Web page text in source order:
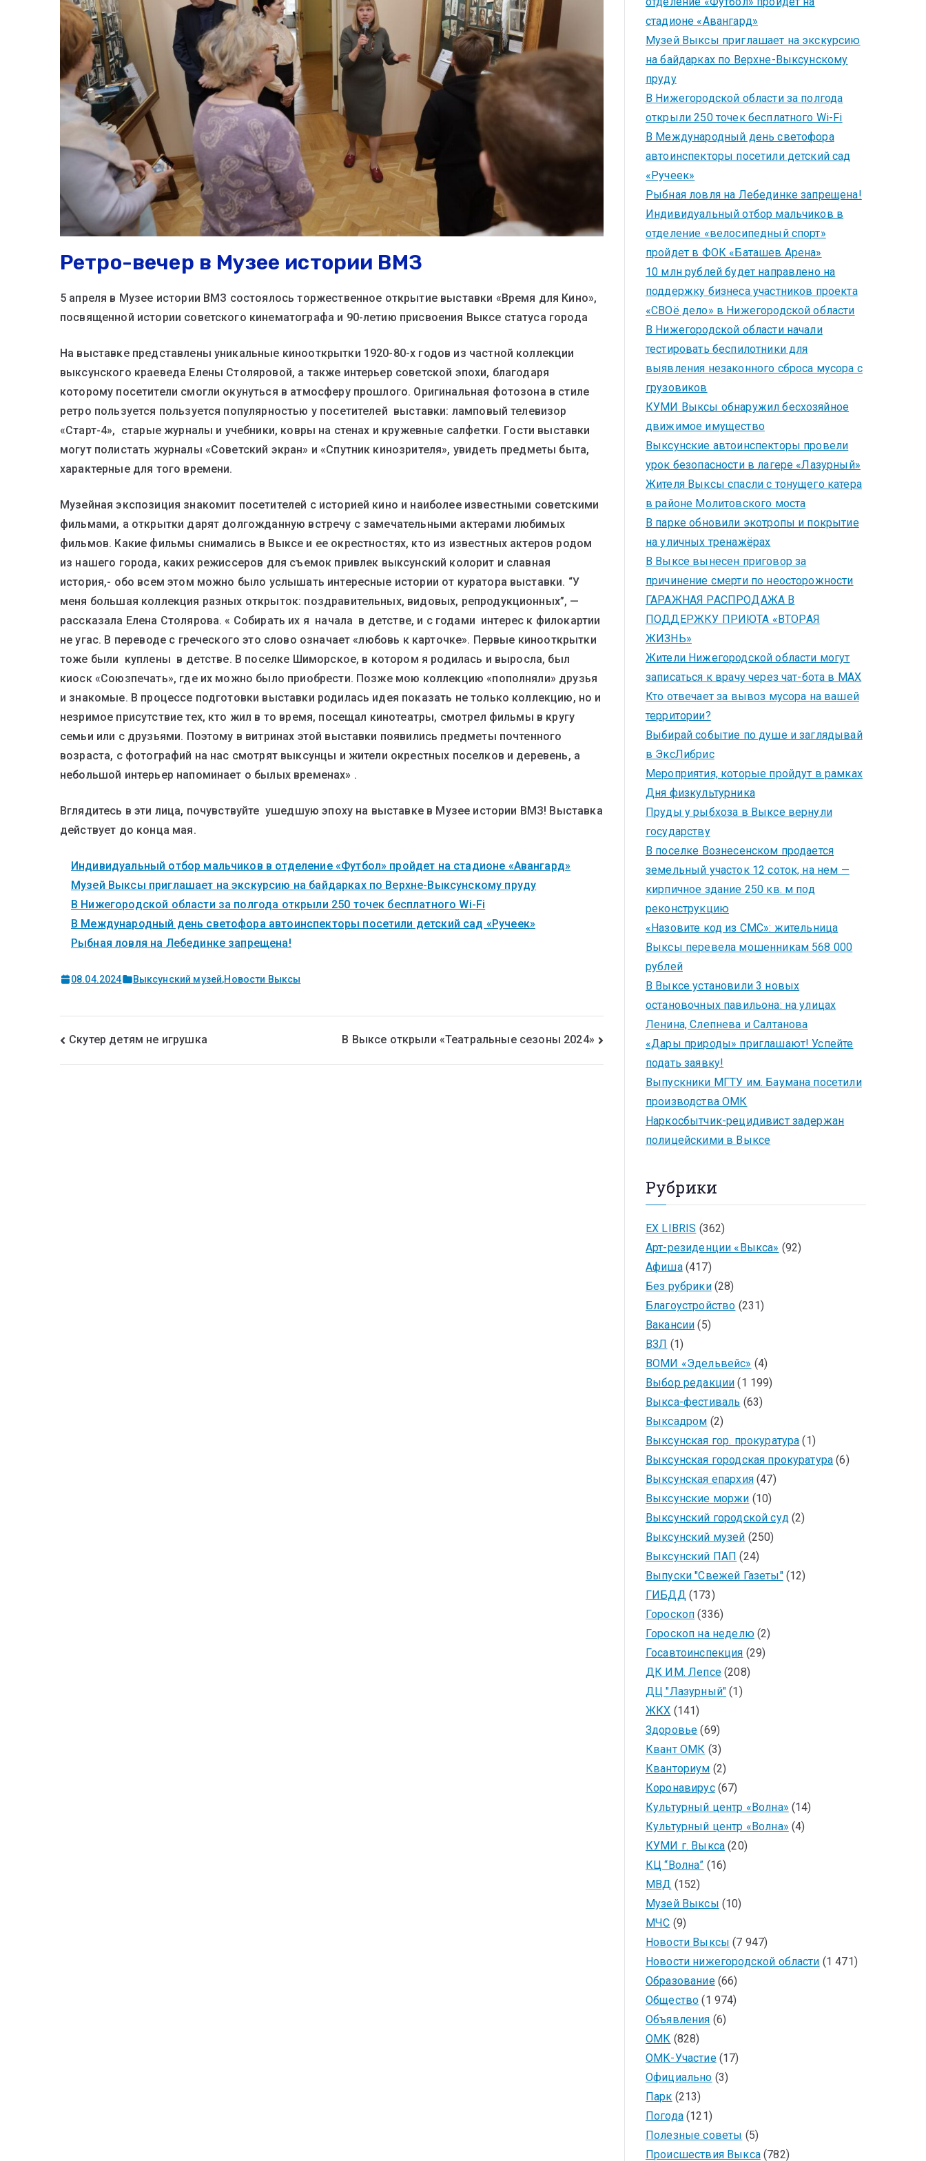
Ретро-вечер в Музее истории ВМЗ
5 апреля в Музее истории ВМЗ состоялось торжественное открытие выставки «Время для Кино»,
посвященной истории советского кинематографа и 90-летию присвоения Выксе статуса города
На выставке представлены уникальные кинооткрытки 1920-80-х годов из частной коллекции
выксунского краеведа Елены Столяровой, а также интерьер советской эпохи, благодаря
которому посетители смогли окунуться в атмосферу прошлого. Оригинальная фотозона в стиле
ретро пользуется пользуется популярностью у посетителей выставки: ламповый телевизор
«Старт-4», старые журналы и учебники, ковры на стенах и кружевные салфетки. Гости выставки
могут полистать журналы «Советский экран» и «Спутник кинозрителя», увидеть предметы быта,
характерные для того времени.
Музейная экспозиция знакомит посетителей с историей кино и наиболее известными советскими
фильмами, а открытки дарят долгожданную встречу с замечательными актерами любимых
фильмов. Какие фильмы снимались в Выксе и ее окрестностях, кто из известных актеров родом
из нашего города, каких режиссеров для съемок привлек выксунский колорит и славная
история,- обо всем этом можно было услышать интересные истории от куратора выставки. “У
меня большая коллекция разных открыток: поздравительных, видовых, репродукционных”, —
рассказала Елена Столярова. « Собирать их я начала в детстве, и с годами интерес к филокартии
не угас. В переводе с греческого это слово означает «любовь к карточке». Первые кинооткрытки
тоже были куплены в детстве. В поселке Шиморское, в котором я родилась и выросла, был
киоск «Союзпечать», где их можно было приобрести. Позже мою коллекцию «пополняли» друзья
и знакомые. В процессе подготовки выставки родилась идея показать не только коллекцию, но и
незримое присутствие тех, кто жил в то время, посещал кинотеатры, смотрел фильмы в кругу
семьи или с друзьями. Поэтому в витринах этой выставки появились предметы почтенного
возраста, с фотографий на нас смотрят выксунцы и жители окрестных поселков и деревень, а
небольшой интерьер напоминает о былых временах» .
Вглядитесь в эти лица, почувствуйте ушедшую эпоху на выставке в Музее истории ВМЗ! Выставка
действует до конца мая.
Индивидуальный отбор мальчиков в отделение «Футбол» пройдет на стадионе «Авангард»
Музей Выксы приглашает на экскурсию на байдарках по Верхне-Выксунскому пруду
В Нижегородской области за полгода открыли 250 точек бесплатного Wi-Fi
В Международный день светофора автоинспекторы посетили детский сад «Ручеек»
Рыбная ловля на Лебединке запрещена!
08.04.2024 Выксунский музей,Новости Выксы
Скутер детям не игрушка В Выксе открыли «Театральные сезоны 2024»
стадионе «Авангард»
Музей Выксы приглашает на экскурсию
на байдарках по Верхне-Выксунскому
пруду
В Нижегородской области за полгода
открыли 250 точек бесплатного Wi-Fi
В Международный день светофора
автоинспекторы посетили детский сад
«Ручеек»
Рыбная ловля на Лебединке запрещена!
Индивидуальный отбор мальчиков в
отделение «велосипедный спорт»
пройдет в ФОК «Баташев Арена»
10 млн рублей будет направлено на
поддержку бизнеса участников проекта
«СВОё дело» в Нижегородской области
В Нижегородской области начали
тестировать беспилотники для
выявления незаконного сброса мусора с
грузовиков
КУМИ Выксы обнаружил бесхозяйное
движимое имущество
Выксунские автоинспекторы провели
урок безопасности в лагере «Лазурный»
Жителя Выксы спасли с тонущего катера
в районе Молитовского моста
В парке обновили экотропы и покрытие
на уличных тренажёрах
В Выксе вынесен приговор за
причинение смерти по неосторожности
ГАРАЖНАЯ РАСПРОДАЖА В
ПОДДЕРЖКУ ПРИЮТА «ВТОРАЯ
ЖИЗНЬ»
Жители Нижегородской области могут
записаться к врачу через чат-бота в MAX
Кто отвечает за вывоз мусора на вашей
территории?
Выбирай событие по душе и заглядывай
в ЭксЛибрис
Мероприятия, которые пройдут в рамках
Дня физкультурника
Пруды у рыбхоза в Выксе вернули
государству
В поселке Вознесенском продается
земельный участок 12 соток, на нем —
кирпичное здание 250 кв. м под
реконструкцию
«Назовите код из СМС»: жительница
Выксы перевела мошенникам 568 000
рублей
В Выксе установили 3 новых
остановочных павильона: на улицах
Ленина, Слепнева и Салтанова
«Дары природы» приглашают! Успейте
подать заявку!
Выпускники МГТУ им. Баумана посетили
производства ОМК
Наркосбытчик-рецидивист задержан
полицейскими в Выксе
Рубрики
EX LIBRIS (362)
Арт-резиденции «Выкса» (92)
Афиша(417)
Без рубрики(28)
Благоустройство (231)
Вакансии (5)
ВЗЛ (1)
ВОМИ «Эдельвейс» (4)
Выбор редакции (1 199)
Выкса-фестиваль (63)
Выксадром (2)
Выксунская гор. прокуратура (1)
Выксунская городская прокуратура (6)
Выксунская епархия(47)
Выксунские моржи (10)
Выксунский городской суд(2)
Выксунский музей (250)
Выксунский ПАП (24)
Выпуски "Свежей Газеты"(12)
ГИБДД(173)
Гороскоп (336)
Гороскоп на неделю(2)
Госавтоинспекция (29)
ДК ИМ. Лепсе(208)
ДЦ "Лазурный" (1)
ЖКХ (141)
Здоровье (69)
Квант ОМК (3)
Кванториум (2)
Коронавирус(67)
Культурный центр «Волна» (14)
Культурный центр «Волна» (4)
КУМИ г. Выкса (20)
КЦ “Волна” (16)
МВД (152)
Музей Выксы (10)
МЧС (9)
Новости Выксы (7 947)
Новости нижегородской области (1 471)
Образование(66)
Общество (1 974)
Объявления (6)
ОМК (828)
ОМК-Участие(17)
Официально (3)
Парк (213)
Погода(121)
Полезные советы (5)
Происшествия Выкса(782)